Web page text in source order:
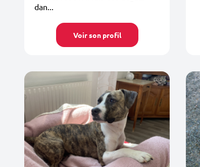
dan...
Voir son profil